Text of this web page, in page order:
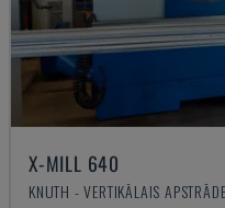
X-MILL 640
KNUTH - VERTIKĀLAIS